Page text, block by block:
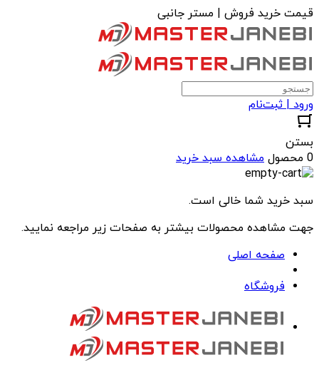
قیمت خرید فروش | مستر جانبی
ورود | ثبت‌نام
بستن
0 محصول
مشاهده سبد خرید
سبد خرید شما خالی است.
جهت مشاهده محصولات بیشتر به صفحات زیر مراجعه نمایید.
صفحه اصلی
فروشگاه